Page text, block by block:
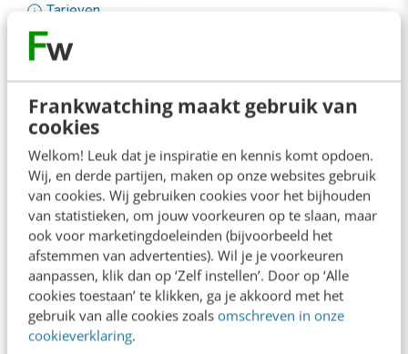
Frankwatching maakt gebruik van
cookies
Welkom! Leuk dat je inspiratie en kennis komt opdoen.
Wij, en derde partijen, maken op onze websites gebruik
van cookies. Wij gebruiken cookies voor het bijhouden
van statistieken, om jouw voorkeuren op te slaan, maar
ook voor marketingdoeleinden (bijvoorbeeld het
afstemmen van advertenties). Wil je je voorkeuren
aanpassen, klik dan op ‘Zelf instellen’. Door op ‘Alle
cookies toestaan’ te klikken, ga je akkoord met het
gebruik van alle cookies zoals omschreven in onze
cookieverklaring.
Tarieven
Meer contactopties
Frankwatching
Adverteren
Contact
Nieuwsbrieven
Over ons
Ons team
Werken bij
Whitepapers